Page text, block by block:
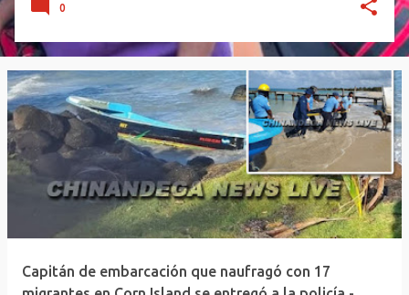
0
Capitán de embarcación que naufragó con 17